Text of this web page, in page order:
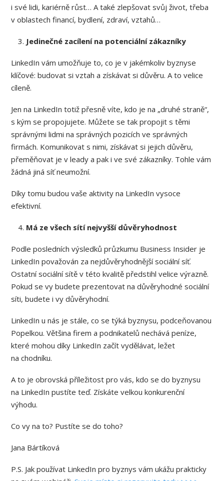
i své lidi, kariérně růst… A také zlepšovat svůj život, třeba
v oblastech financí, bydlení, zdraví, vztahů…
Jedinečné zacílení na potenciální zákazníky
LinkedIn vám umožňuje to, co je v jakémkoliv byznyse
klíčové: budovat si vztah a získávat si důvěru. A to velice
cíleně.
Jen na LinkedIn totiž přesně víte, kdo je na „druhé straně“,
s kým se propojujete. Můžete se tak propojit s těmi
správnými lidmi na správných pozicích ve správných
firmách. Komunikovat s nimi, získávat si jejich důvěru,
přeměňovat je v leady a pak i ve své zákazníky. Tohle vám
žádná jiná síť neumožní.
Díky tomu budou vaše aktivity na LinkedIn vysoce
efektivní.
Má ze všech sítí nejvyšší důvěryhodnost
Podle posledních výsledků průzkumu Business Insider je
LinkedIn považován za nejdůvěryhodnější sociální síť.
Ostatní sociální sítě v této kvalitě předstihl velice výrazně.
Pokud se vy budete prezentovat na důvěryhodné sociální
síti, budete i vy důvěryhodní.
LinkedIn u nás je stále, co se týká byznysu, podceňovanou
Popelkou. Většina firem a podnikatelů nechává peníze,
které mohou díky LinkedIn začít vydělávat, ležet
na chodníku.
A to je obrovská příležitost pro vás, kdo se do byznysu
na LinkedIn pustíte teď. Získáte velkou konkurenční
výhodu.
Co vy na to? Pustíte se do toho?
Jana Bártíková
P.S. Jak používat LinkedIn pro byznys vám ukážu prakticky